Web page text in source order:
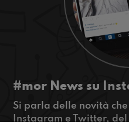
#mor News su
Si parla delle novità
Instagram e Twitter,